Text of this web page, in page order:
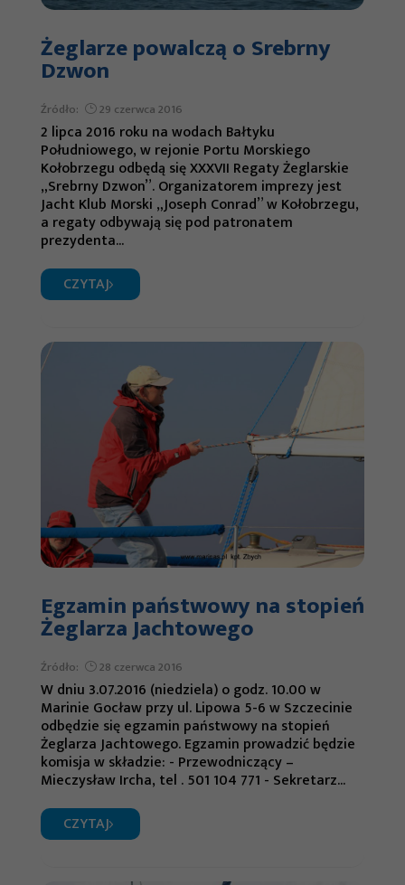
Żeglarze powalczą o Srebrny
Dzwon
Źródło: 29 czerwca 2016
2 lipca 2016 roku na wodach Bałtyku
Południowego, w rejonie Portu Morskiego
Kołobrzegu odbędą się XXXVII Regaty Żeglarskie
„Srebrny Dzwon”. Organizatorem imprezy jest
Jacht Klub Morski „Joseph Conrad” w Kołobrzegu,
a regaty odbywają się pod patronatem
prezydenta...
CZYTAJ
Egzamin państwowy na stopień
Żeglarza Jachtowego
Źródło: 28 czerwca 2016
W dniu 3.07.2016 (niedziela) o godz. 10.00 w
Marinie Gocław przy ul. Lipowa 5-6 w Szczecinie
odbędzie się egzamin państwowy na stopień
Żeglarza Jachtowego. Egzamin prowadzić będzie
komisja w składzie: - Przewodniczący –
Mieczysław Ircha, tel . 501 104 771 - Sekretarz...
CZYTAJ
Konieczne
nie są
opcjonalne. Są
one potrzebne
do
funkcjonowania